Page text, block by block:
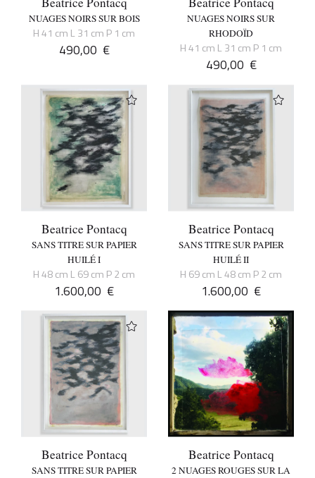
NUAGES NOIRS SUR BOIS
H 41 cm L 31 cm P 1 cm
490,00 €
NUAGES NOIRS SUR
RHODOÏD
H 41 cm L 31 cm P 1 cm
490,00 €
Beatrice Pontacq
SANS TITRE SUR PAPIER
HUILÉ I
H 48 cm L 69 cm P 2 cm
1.600,00 €
Beatrice Pontacq
SANS TITRE SUR PAPIER
HUILÉ II
H 69 cm L 48 cm P 2 cm
1.600,00 €
Beatrice Pontacq
SANS TITRE SUR PAPIER
Beatrice Pontacq
2 NUAGES ROUGES SUR LA